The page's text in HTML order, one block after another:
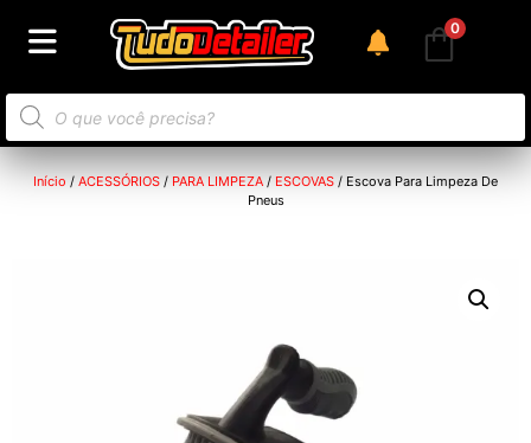
0
Início / ACESSÓRIOS / PARA LIMPEZA / ESCOVAS / Escova Para Limpeza De
Pneus